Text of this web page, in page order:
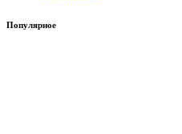
Популярное